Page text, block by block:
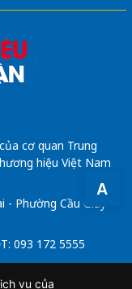
A
cơ quan Trung
hiệu Việt Nam
Phường Cầu Giấy -
093 172 5555
vụ của